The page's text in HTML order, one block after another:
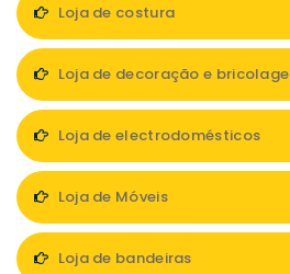
Loja de costura
Loja de decoração e bricolage
Loja de electrodomésticos
Loja de Móveis
Loja de bandeiras